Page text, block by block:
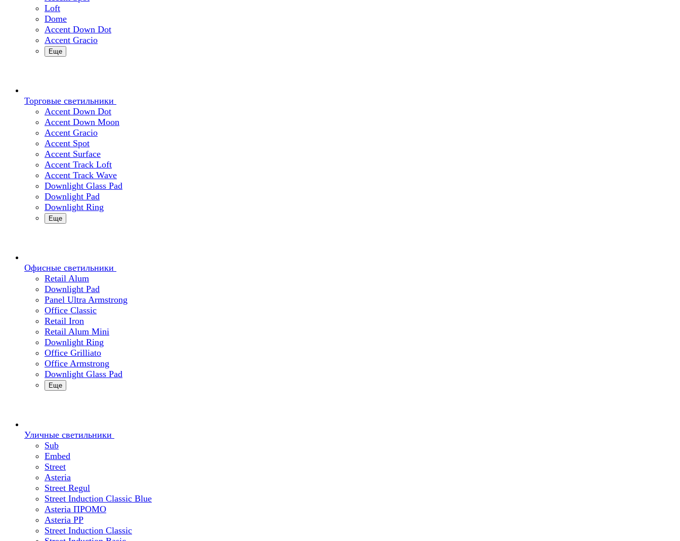
Loft
Dome
Accent Down Dot
Accent Gracio
Еще
Торговые светильники
Accent Down Dot
Accent Down Moon
Accent Gracio
Accent Spot
Accent Surface
Accent Track Loft
Accent Track Wave
Downlight Glass Pad
Downlight Pad
Downlight Ring
Еще
Офисные светильники
Retail Alum
Downlight Pad
Panel Ultra Armstrong
Office Classic
Retail Iron
Retail Alum Mini
Downlight Ring
Office Grilliato
Office Armstrong
Downlight Glass Pad
Еще
Уличные светильники
Sub
Embed
Street
Asteria
Street Regul
Street Induction Classic Blue
Asteria ПРОМО
Asteria PP
Street Induction Classic